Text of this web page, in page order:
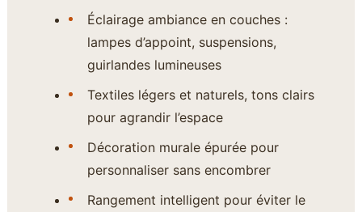
Éclairage ambiance en couches :
lampes d’appoint, suspensions,
guirlandes lumineuses
Textiles légers et naturels, tons clairs
pour agrandir l’espace
Décoration murale épurée pour
personnaliser sans encombrer
Rangement intelligent pour éviter le